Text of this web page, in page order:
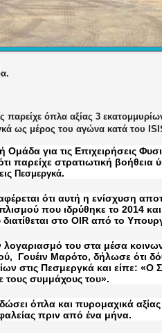
παρείχε όπλα αξίας 3
ως μέρος του αγώνα κατά του
Ομάδα για τις Επιχειρήσεις
παρείχε στρατιωτική βοήθεια
Πεσμεργκά.
ότι αυτή η ενίσχυση
που ιδρύθηκε το 2014
στο OIR από το
του στα μέσα
Γουέιν Μαρότο, δήλωσε ότι
στις Πεσμεργκά και είπε: «Ο
τους συμμάχους του».
όπλα και πυρομαχικά
πριν από ένα μήνα.